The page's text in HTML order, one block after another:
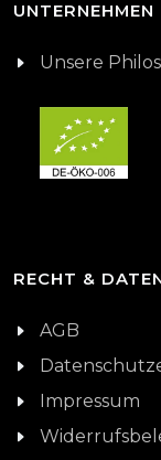
UNTERNEHMEN
Unsere
RECHT &
AGB
Impressum